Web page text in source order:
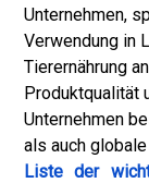
Unternehmen,
Verwendung in
Tierernährung
Produktqualität
Unternehmen
als auch
Liste der